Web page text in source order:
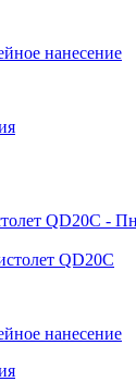
нанесение
QD20C
нанесение